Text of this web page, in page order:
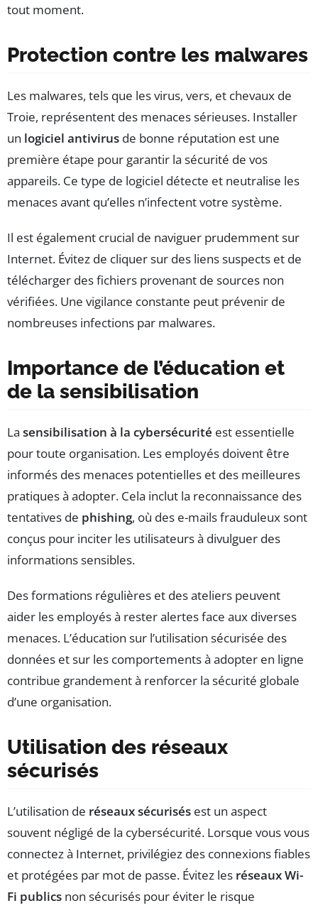
tout moment.
Protection contre les malwares
Les malwares, tels que les virus, vers, et chevaux de
Troie, représentent des menaces sérieuses. Installer
un logiciel antivirus de bonne réputation est une
première étape pour garantir la sécurité de vos
appareils. Ce type de logiciel détecte et neutralise les
menaces avant qu’elles n’infectent votre système.
Il est également crucial de naviguer prudemment sur
Internet. Évitez de cliquer sur des liens suspects et de
télécharger des fichiers provenant de sources non
vérifiées. Une vigilance constante peut prévenir de
nombreuses infections par malwares.
Importance de l’éducation et
de la sensibilisation
La sensibilisation à la cybersécurité est essentielle
pour toute organisation. Les employés doivent être
informés des menaces potentielles et des meilleures
pratiques à adopter. Cela inclut la reconnaissance des
tentatives de phishing, où des e-mails frauduleux sont
conçus pour inciter les utilisateurs à divulguer des
informations sensibles.
Des formations régulières et des ateliers peuvent
aider les employés à rester alertes face aux diverses
menaces. L’éducation sur l’utilisation sécurisée des
données et sur les comportements à adopter en ligne
contribue grandement à renforcer la sécurité globale
d’une organisation.
Utilisation des réseaux
sécurisés
L’utilisation de réseaux sécurisés est un aspect
souvent négligé de la cybersécurité. Lorsque vous vous
connectez à Internet, privilégiez des connexions fiables
et protégées par mot de passe. Évitez les réseaux Wi-
Fi publics non sécurisés pour éviter le risque